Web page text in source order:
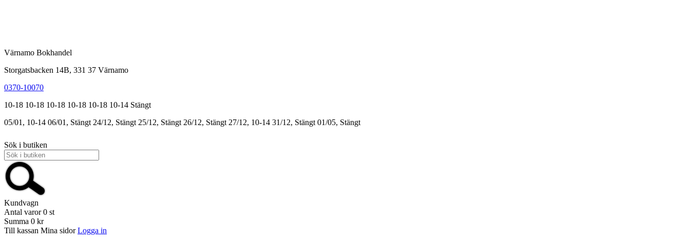
Värnamo Bokhandel
Storgatsbacken 14B, 331 37 Värnamo
0370-10070
10-18 10-18 10-18 10-18 10-18 10-14 Stängt
05/01, 10-14 06/01, Stängt 24/12, Stängt 25/12, Stängt 26/12, Stängt 27/12, 10-14 31/12, Stängt 01/05, Stängt
Sök i butiken
Kundvagn
Antal varor 0 st
Summa 0 kr
Till kassan Mina sidor Logga in